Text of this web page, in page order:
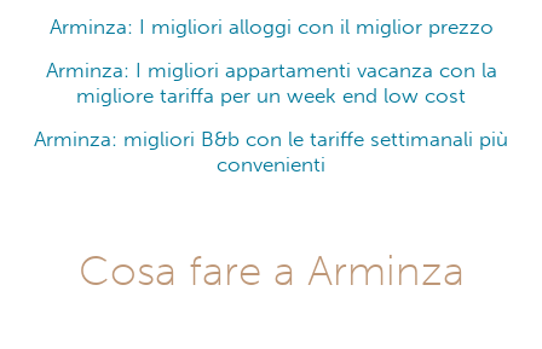
Arminza: I migliori alloggi con il miglior prezzo
Arminza: I migliori appartamenti vacanza con la
migliore tariffa per un week end low cost
Arminza: migliori B&b con le tariffe settimanali più
convenienti
Cosa fare a Arminza